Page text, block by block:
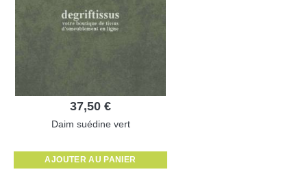
37,50 €
Daim suédine vert
AJOUTER AU PANIER